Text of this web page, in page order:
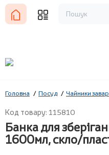
Головна Посуд Чайники
Код товару: 115810
Банка для
1600мл, скло/